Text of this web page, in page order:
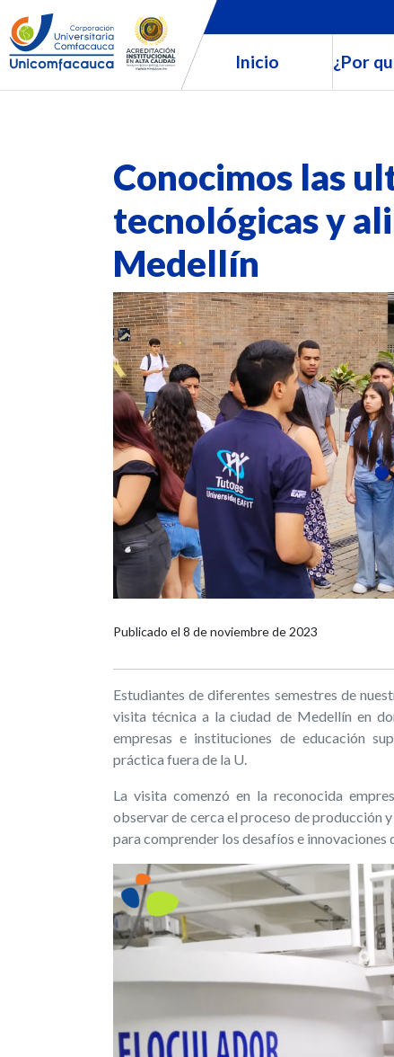
Inicio ¿Por
Conocimos las
tecnológicas y
Medellín
Publicado el 8 de noviembre de 2023
Estudiantes de diferentes semestres de
visita técnica a la ciudad de Medellín en
empresas e instituciones de educación
práctica fuera de la U.
La visita comenzó en la reconocida
observar de cerca el proceso de producción
para comprender los desafíos e innovaciones